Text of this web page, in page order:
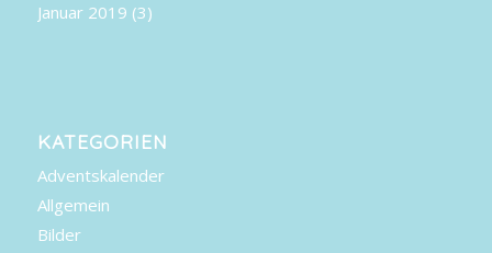
Januar 2019 (3)
KATEGORIEN
Adventskalender
Allgemein
Bilder